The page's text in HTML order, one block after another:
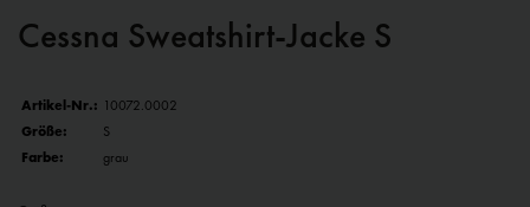
Cessna Sweatshirt-Jacke S
Artikel-Nr.: 10072.0002
Größe:
S
Farbe:
grau